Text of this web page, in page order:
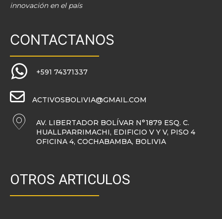
innovación en el país
CONTACTANOS
+591 74371337
ACTIVOSBOLIVIA@GMAIL.COM
AV. LIBERTADOR BOLÍVAR N°1879 ESQ. C.
HUALLPARRIMACHI, EDIFICIO V Y V, PISO 4
OFICINA 4, COCHABAMBA, BOLIVIA
OTROS ARTICULOS